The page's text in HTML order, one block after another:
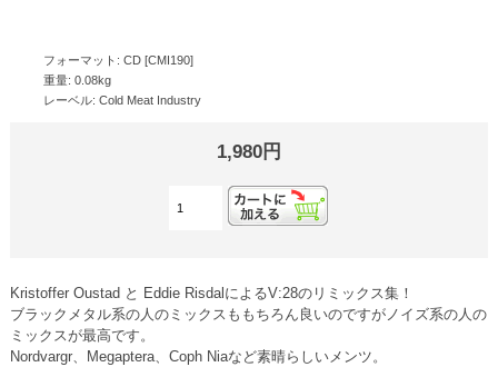
フォーマット: CD [CMI190]
重量: 0.08kg
レーベル: Cold Meat Industry
1,980円
Kristoffer Oustad と Eddie RisdalによるV:28のリミックス集！
ブラックメタル系の人のミックスももちろん良いのですがノイズ系の人の
ミックスが最高です。
Nordvargr、Megaptera、Coph Niaなど素晴らしいメンツ。